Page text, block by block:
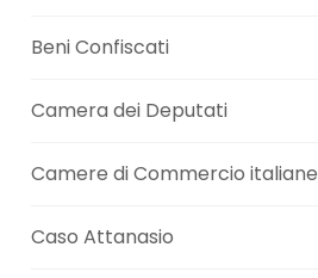
Beni Confiscati
Camera dei Deputati
Camere di Commercio italiane
Caso Attanasio